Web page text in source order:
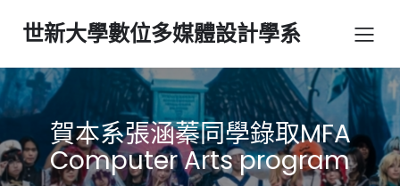
世新大學數位多媒體設計學系
賀本系張涵蓁同學錄取MFA
Computer Arts program